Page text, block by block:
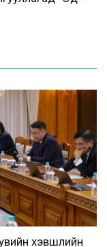
хэвшлийн